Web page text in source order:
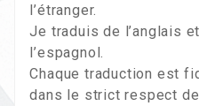
l’étranger.
Je traduis de l’anglais
l’espagnol.
Chaque traduction est
dans le strict respect